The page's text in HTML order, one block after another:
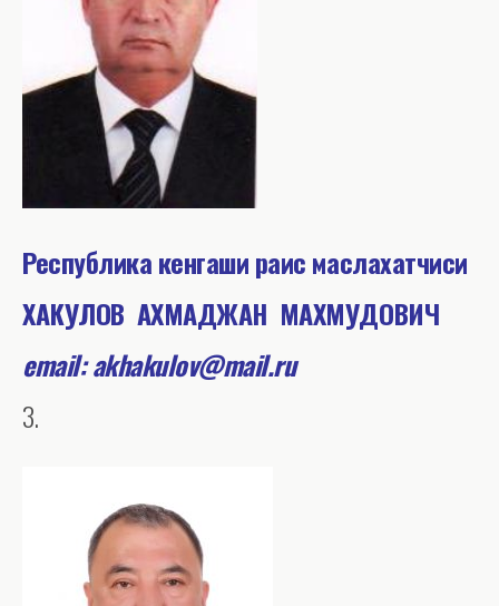
Республика кенгаши раис маслахатчиси
ХАКУЛОВ АХМАДЖАН МАХМУДОВИЧ
email: akhakulov@mail.ru
3.